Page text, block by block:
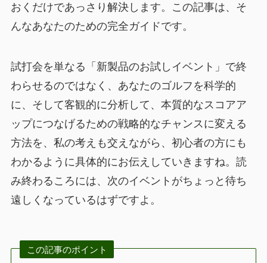
おくだけであっさり解決します。この記事は、そ
んなあなたのための完全ガイドです。
試打会を単なる「新製品のお試しイベント」で終
わらせるのではなく、あなたのゴルフを科学的
に、そして客観的に分析して、本質的なスコアア
ップにつなげるための戦略的なチャンスに変える
方法を、私の考えも交えながら、初心者の方にも
わかるように具体的にお伝えしていきますね。読
み終わるころには、次のイベントがちょっと待ち
遠しくなっているはずですよ。
この記事のポイント